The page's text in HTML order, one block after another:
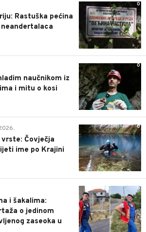
0
Rastuška pećina
0
naučnikom iz
i mitu o kosi
0
Čovječja
ime po Krajini
0
i šakalima:
o jedinom
zaseoka u